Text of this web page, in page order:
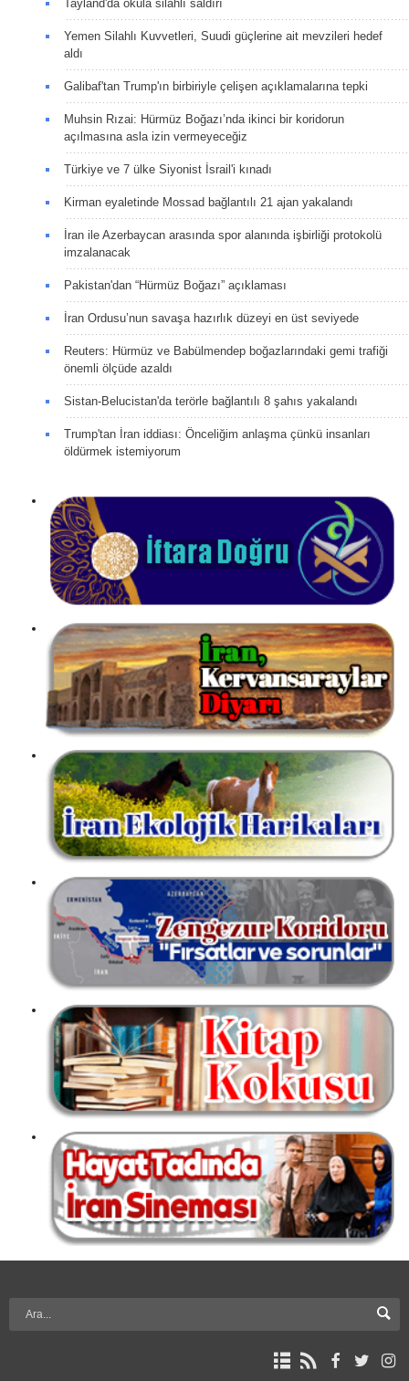
Tayland'da okula silahlı saldırı
Yemen Silahlı Kuvvetleri, Suudi güçlerine ait mevzileri hedef
aldı
Galibaf'tan Trump'ın birbiriyle çelişen açıklamalarına tepki
Muhsin Rızai: Hürmüz Boğazı’nda ikinci bir koridorun
açılmasına asla izin vermeyeceğiz
Türkiye ve 7 ülke Siyonist İsrail'i kınadı
Kirman eyaletinde Mossad bağlantılı 21 ajan yakalandı
İran ile Azerbaycan arasında spor alanında işbirliği protokolü
imzalanacak
Pakistan'dan “Hürmüz Boğazı” açıklaması
İran Ordusu’nun savaşa hazırlık düzeyi en üst seviyede
Reuters: Hürmüz ve Babülmendep boğazlarındaki gemi trafiği
önemli ölçüde azaldı
Sistan-Belucistan'da terörle bağlantılı 8 şahıs yakalandı
Trump'tan İran iddiası: Önceliğim anlaşma çünkü insanları
öldürmek istemiyorum